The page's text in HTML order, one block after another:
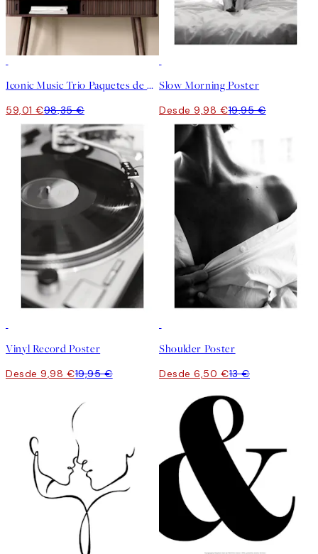
Iconic Music Trio Paquetes de pósters
59,01 €98,35 €
Slow Morning Poster
Desde 9,98 €19,95 €
Vinyl Record Poster
Desde 9,98 €19,95 €
Shoulder Poster
Desde 6,50 €13 €